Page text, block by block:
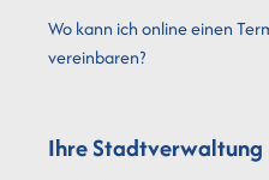
Wo kann ich online einen
vereinbaren?
Ihre Stadtverwaltung